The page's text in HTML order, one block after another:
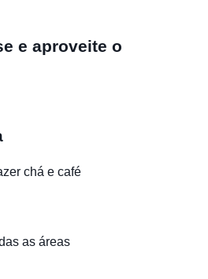
e aproveite o
chá e café
as áreas